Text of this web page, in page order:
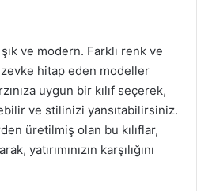
şık ve modern. Farklı renk ve
hitap eden modeller
uygun bir kılıf seçerek,
ve stilinizi yansıtabilirsiniz.
üretilmiş olan bu kılıflar,
yatırımınızın karşılığını